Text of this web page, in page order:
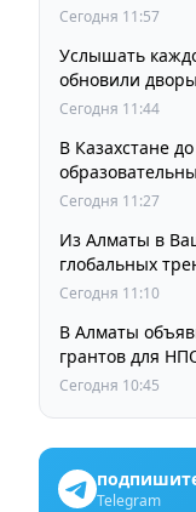
Сегодня 11:57
Услышать
обновили
Сегодня 11:44
В Казахстане
Сегодня 11:27
Из Алматы в
глобальных
школы
Сегодня 11:10
В Алматы
грантов для
Сегодня 10:45
Telegram